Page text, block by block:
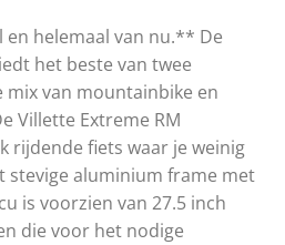
helemaal van nu.** De
het beste van twee
van mountainbike en
Villette Extreme RM
rijdende fiets waar je weinig
stevige aluminium frame met
is voorzien van 27.5 inch
die voor het nodige